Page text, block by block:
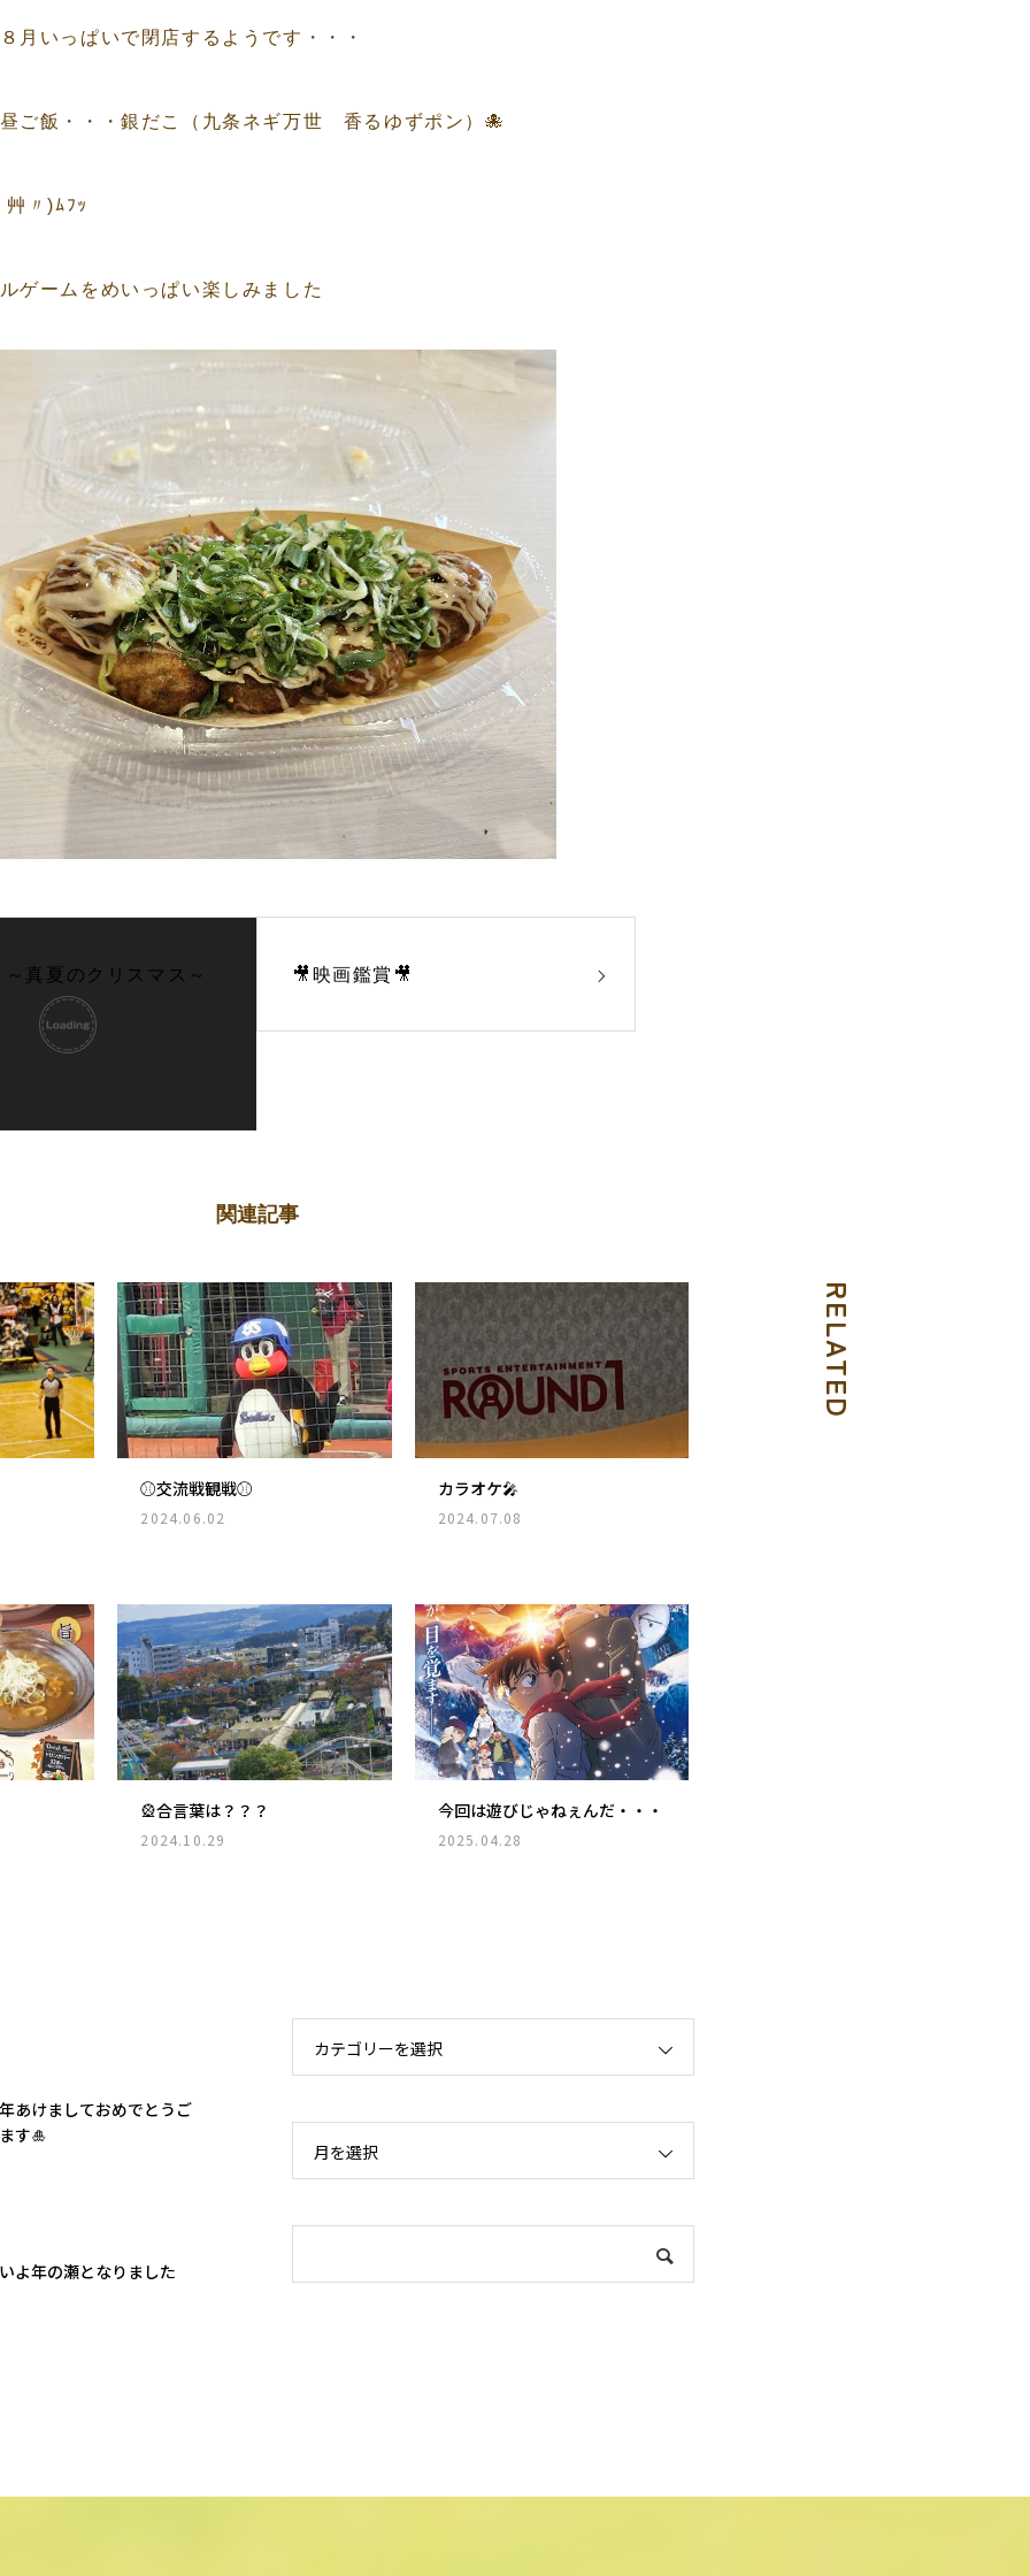
月いっぱいで閉店するようです・・・
ご飯・・・銀だこ（九条ネギ万世 香るゆずポン）🐙
艸〃)ﾑﾌｯ
ゲームをめいっぱい楽しみました
真夏のクリスマス～ 🎥映画鑑賞🎥
RELATED
関連記事
⚾交流戦観戦⚾
2024.06.02
カラオケ🎤
2024.07.08
🎡合言葉は？？？
2024.10.29
今回は遊びじゃねぇんだ・・・
2025.04.28
あけましておめでとうご
す🎍
よ年の瀬となりました
カテゴリーを選択
月を選択